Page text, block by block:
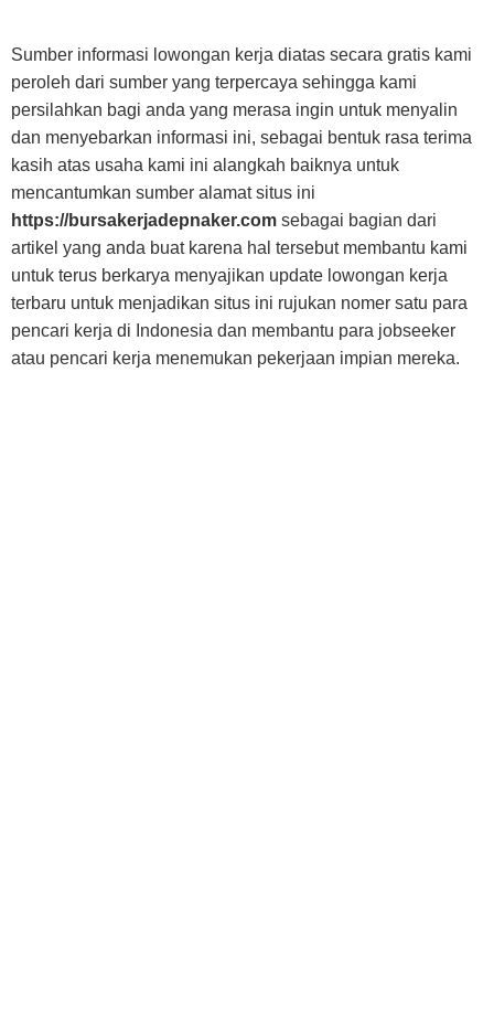
Sumber informasi lowongan kerja diatas secara gratis kami
peroleh dari sumber yang terpercaya sehingga kami
persilahkan bagi anda yang merasa ingin untuk menyalin
dan menyebarkan informasi ini, sebagai bentuk rasa terima
kasih atas usaha kami ini alangkah baiknya untuk
mencantumkan sumber alamat situs ini
https://bursakerjadepnaker.com sebagai bagian dari
artikel yang anda buat karena hal tersebut membantu kami
untuk terus berkarya menyajikan update lowongan kerja
terbaru untuk menjadikan situs ini rujukan nomer satu para
pencari kerja di Indonesia dan membantu para jobseeker
atau pencari kerja menemukan pekerjaan impian mereka.